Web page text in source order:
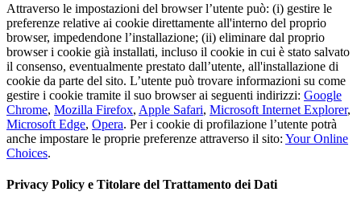
Attraverso le impostazioni del browser l’utente può: (i) gestire le
preferenze relative ai cookie direttamente all'interno del proprio
browser, impedendone l’installazione; (ii) eliminare dal proprio
browser i cookie già installati, incluso il cookie in cui è stato salvato
il consenso, eventualmente prestato dall’utente, all'installazione di
cookie da parte del sito. L’utente può trovare informazioni su come
gestire i cookie tramite il suo browser ai seguenti indirizzi: Google
Chrome, Mozilla Firefox, Apple Safari, Microsoft Internet Explorer,
Microsoft Edge, Opera. Per i cookie di profilazione l’utente potrà
anche impostare le proprie preferenze attraverso il sito: Your Online
Choices.
Privacy Policy e Titolare del Trattamento dei Dati